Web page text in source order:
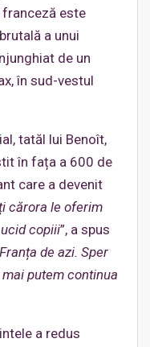
este
a unui
de un
în sud-vestul
tatăl lui Benoît,
în fața a 600 de
care a devenit
cărora le oferim
copiii”, a spus
de azi. Sper
putem continua
a redus